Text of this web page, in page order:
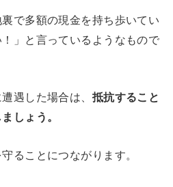
で多額の現金を持ち歩いてい
」と言っているようなもので
遇した場合は、 抵抗すること
しょう。
ることにつながります。